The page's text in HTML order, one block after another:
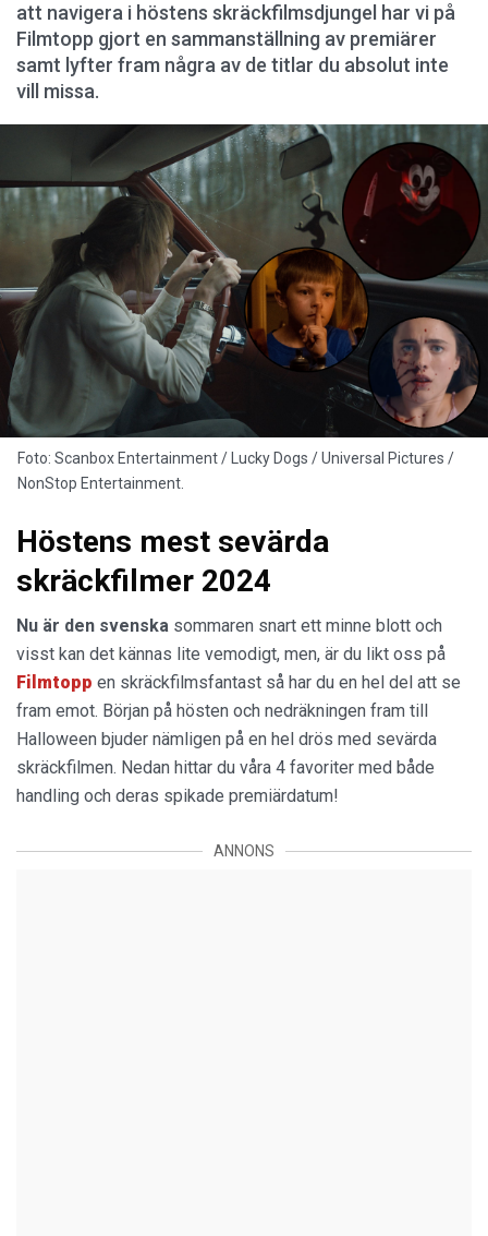
att navigera i höstens skräckfilmsdjungel har vi på
Filmtopp gjort en sammanställning av premiärer
samt lyfter fram några av de titlar du absolut inte
vill missa.
Foto: Scanbox Entertainment / Lucky Dogs / Universal Pictures /
NonStop Entertainment.
Höstens mest sevärda
skräckfilmer 2024
Nu är den svenska sommaren snart ett minne blott och
visst kan det kännas lite vemodigt, men, är du likt oss på
Filmtopp en skräckfilmsfantast så har du en hel del att se
fram emot. Början på hösten och nedräkningen fram till
Halloween bjuder nämligen på en hel drös med sevärda
skräckfilmen. Nedan hittar du våra 4 favoriter med både
handling och deras spikade premiärdatum!
ANNONS